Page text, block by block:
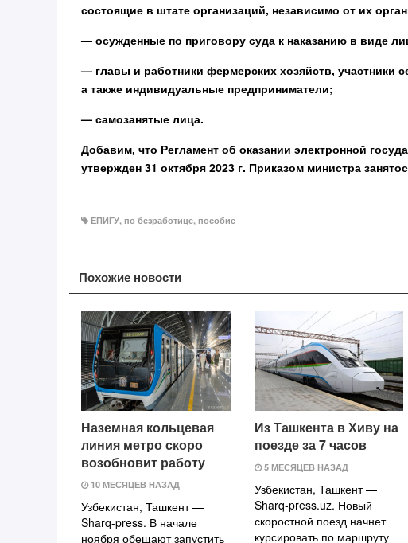
состоящие в штате организаций, независимо от их
— осужденные по приговору суда к наказанию в виде
— главы и работники фермерских хозяйств, участники
а также индивидуальные предприниматели;
— самозанятые лица.
Добавим, что Регламент об оказании электронной
утвержден 31 октября 2023 г. Приказом министра
ЕПИГУ, по безработице, пособие
Похожие новости
Наземная кольцевая
линия метро скоро
возобновит работу
10 МЕСЯЦЕВ НАЗАД
Узбекистан, Ташкент —
Sharq-press. В начале
ноября обещают запустить
Из Ташкента в Хиву на
поезде за 7 часов
5 МЕСЯЦЕВ НАЗАД
Узбекистан, Ташкент —
Sharq-press.uz. Новый
скоростной поезд начнет
курсировать по маршруту